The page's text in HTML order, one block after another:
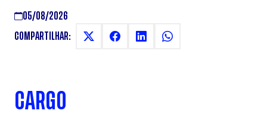
05/08/2026
COMPARTILHAR:
CARGO